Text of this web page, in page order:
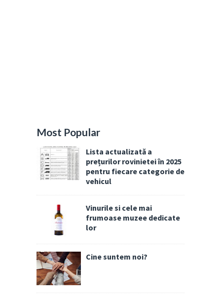
Most Popular
Lista actualizată a
prețurilor rovinietei în 2025
pentru fiecare categorie de
vehicul
Vinurile si cele mai
frumoase muzee dedicate
lor
Cine suntem noi?